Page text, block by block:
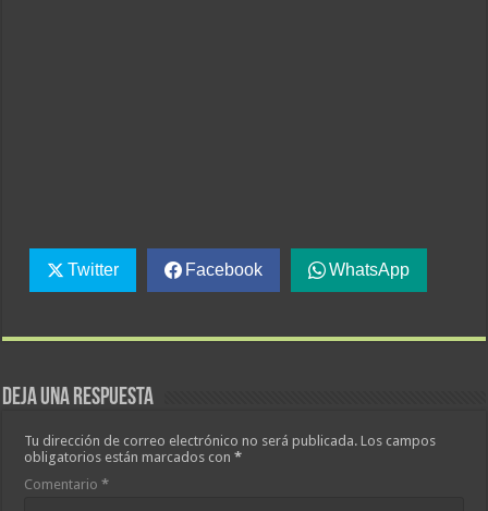
Twitter Facebook WhatsApp
Deja una respuesta
Tu dirección de correo electrónico no será publicada. Los campos
obligatorios están marcados con*
Comentario*